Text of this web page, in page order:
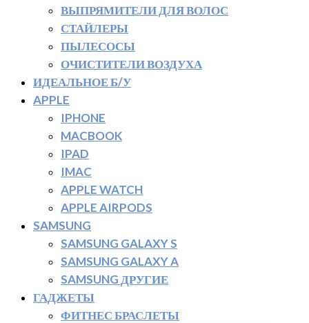
ВЫПРЯМИТЕЛИ ДЛЯ ВОЛОС
СТАЙЛЕРЫ
ПЫЛЕСОСЫ
ОЧИСТИТЕЛИ ВОЗДУХА
ИДЕАЛЬНОЕ Б/У
APPLE
IPHONE
MACBOOK
IPAD
IMAC
APPLE WATCH
APPLE AIRPODS
SAMSUNG
SAMSUNG GALAXY S
SAMSUNG GALAXY A
SAMSUNG ДРУГИЕ
ГАДЖЕТЫ
ФИТНЕС БРАСЛЕТЫ